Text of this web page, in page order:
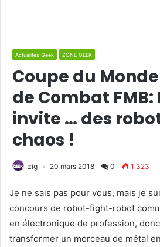
Actualités Geek ZONE GEEK
Coupe du
de Combat FMB:
invite … des
chaos !
zig 20 mars 2018 0 1 323
Je ne sais pas pour vous, mais je
concours de robot-fight-robot
en électronique de profession,
transformer un morceau de métal